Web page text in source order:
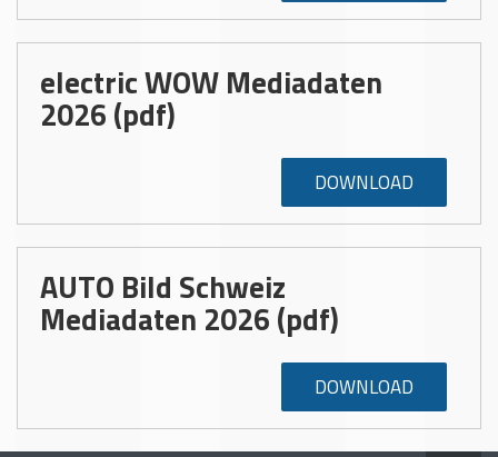
electric WOW Mediadaten
2026 (pdf)
DOWNLOAD
AUTO Bild Schweiz
Mediadaten 2026 (pdf)
DOWNLOAD